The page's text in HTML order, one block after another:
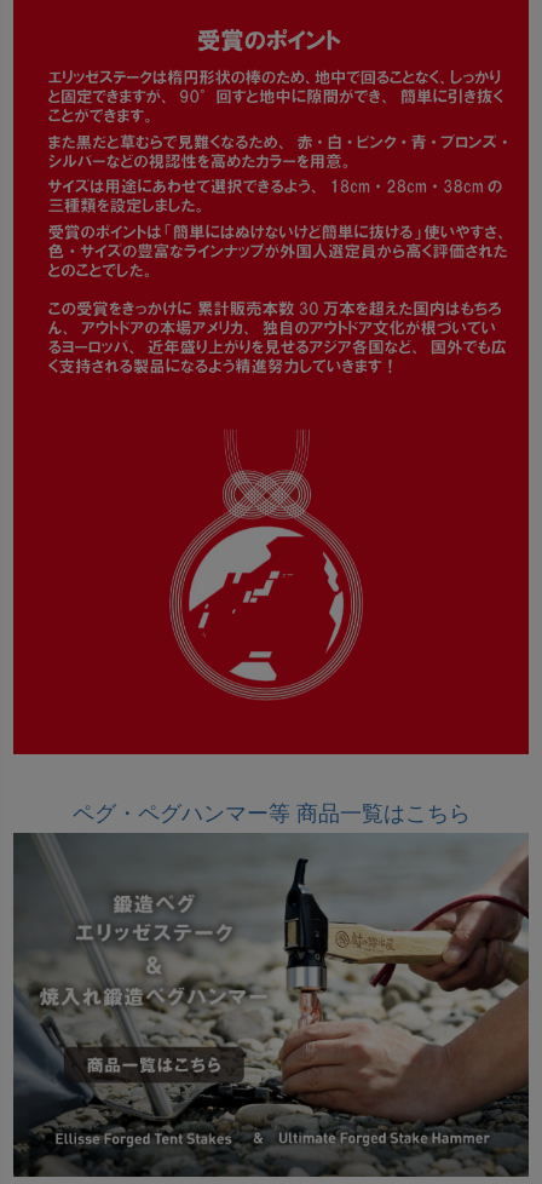
ペグ・ペグハンマー等 商品一覧はこちら